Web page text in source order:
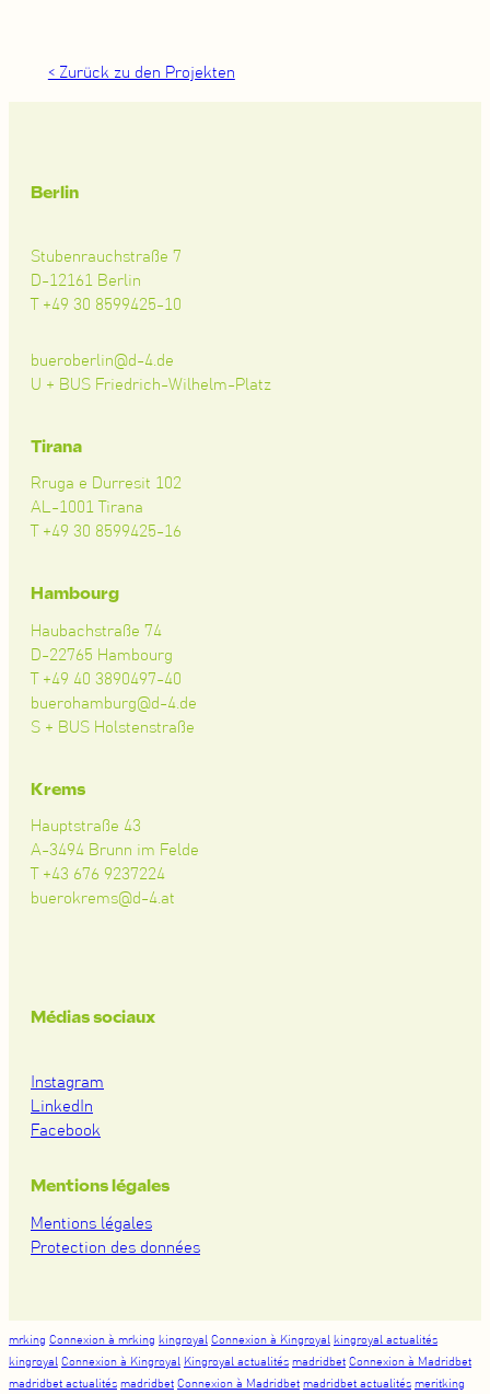
< Zurück zu den Projekten
Berlin
Stubenrauchstraße 7
D-12161 Berlin
T +49 30 8599425-10
bueroberlin@d-4.de
U + BUS Friedrich-Wilhelm-Platz
Tirana
Rruga e Durresit 102
AL-1001 Tirana
T +49 30 8599425-16
Hambourg
Haubachstraße 74
D-22765 Hambourg
T +49 40 3890497-40
buerohamburg@d-4.de
S + BUS Holstenstraße
Krems
Hauptstraße 43
A-3494 Brunn im Felde
T +43 676 9237224
buerokrems@d-4.at
Médias sociaux
Instagram
LinkedIn
Facebook
Mentions légales
Mentions légales
Protection des données
mrking Connexion à mrking kingroyal Connexion à Kingroyal kingroyal actualités
kingroyal Connexion à Kingroyal Kingroyal actualités madridbet Connexion à Madridbet
madridbet actualités madridbet Connexion à Madridbet madridbet actualités meritking